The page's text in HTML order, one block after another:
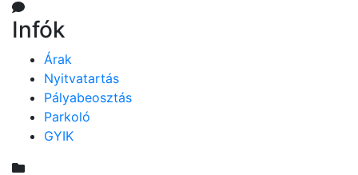
Infók
Árak
Nyitvatartás
Pályabeosztás
Parkoló
GYIK